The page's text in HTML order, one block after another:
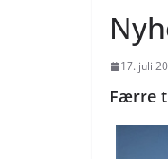
17. juli
Færre